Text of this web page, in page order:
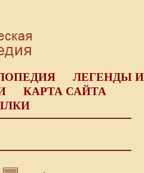
ЛЕГЕНДЫ И
КАРТА САЙТА